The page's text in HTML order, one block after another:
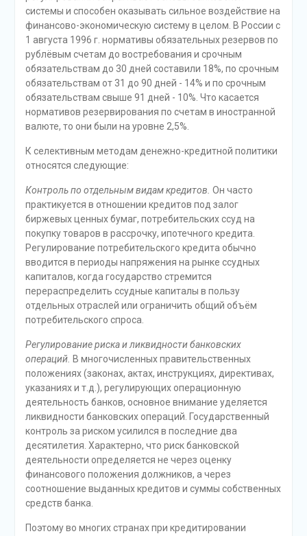
системы и способен оказывать сильное воздействие на
финансово-экономическую систему в целом. В России с
1 августа 1996 г. нормативы обязательных резервов по
рублёвым счетам до востребования и срочным
обязательствам до 30 дней составили 18%, по срочным
обязательствам от 31 до 90 дней - 14% и по срочным
обязательствам свыше 91 дней - 10%. Что касается
нормативов резервирования по счетам в иностранной
валюте, то они были на уровне 2,5%.
К селективным методам денежно-кредитной политики
относятся следующие:
Контроль по отдельным видам кредитов. Он часто
практикуется в отношении кредитов под залог
биржевых ценных бумаг, потребительских ссуд на
покупку товаров в рассрочку, ипотечного кредита.
Регулирование потребительского кредита обычно
вводится в периоды напряжения на рынке ссудных
капиталов, когда государство стремится
перераспределить ссудные капиталы в пользу
отдельных отраслей или ограничить общий объём
потребительского спроса.
Регулирование риска и ликвидности банковских
операций. В многочисленных правительственных
положениях (законах, актах, инструкциях, директивах,
указаниях и т.д.), регулирующих операционную
деятельность банков, основное внимание уделяется
ликвидности банковских операций. Государственный
контроль за риском усилился в последние два
десятилетия. Характерно, что риск банковской
деятельности определяется не через оценку
финансового положения должников, а через
соотношение выданных кредитов и суммы собственных
средств банка.
Поэтому во многих странах при кредитировании